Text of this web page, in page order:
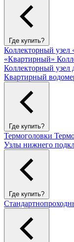
Где купить?
Коллекторный
«Квартирный»
Коллекторный узел
Квартирный
Где купить?
Термоголовки
Узлы нижнего
Где купить?